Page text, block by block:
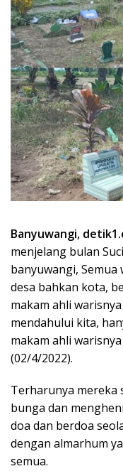
Banyuwangi,
menjelang bulan
banyuwangi,
desa bahkan kota,
makam ahli
mendahului kita,
makam ahli
(02/4/2022).
Terharunya mereka
bunga dan
doa dan berdoa
dengan almarhum
semua.